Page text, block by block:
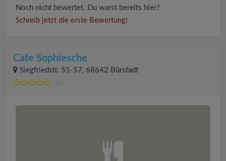
Noch nicht bewertet. Du warst bereits hier?
Schreib jetzt die erste Bewertung!
Cafe Sophiesche
Siegfriedstr. 55-57, 68642 Bürstadt
(0)